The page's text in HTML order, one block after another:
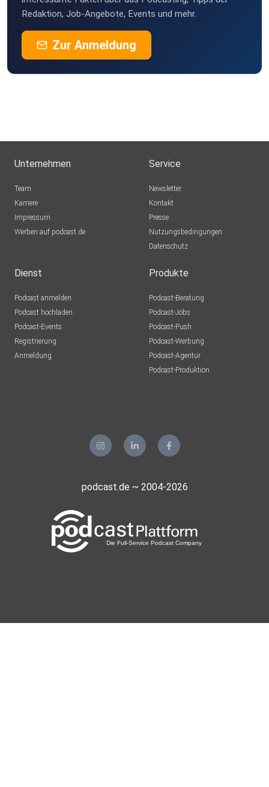
Redaktion, Job-Angebote, Events und mehr.
Zur Anmeldung
Unternehmen
Team
Karriere
Impressum
Werben auf podcast.de
Service
Newsletter
Kontakt
Presse
Nutzungsbedingungen
Datenschutz
Dienst
Podcast anmelden
Podcast hochladen
Podcast-Events
Registrierung
Anmeldung
Produkte
Podcast-Beratung
Podcast-Jobs
Podcast-Push
Podcast-Werbung
Podcast-Agentur
Podcast-Produktion
podcast.de ~ 2004-2026